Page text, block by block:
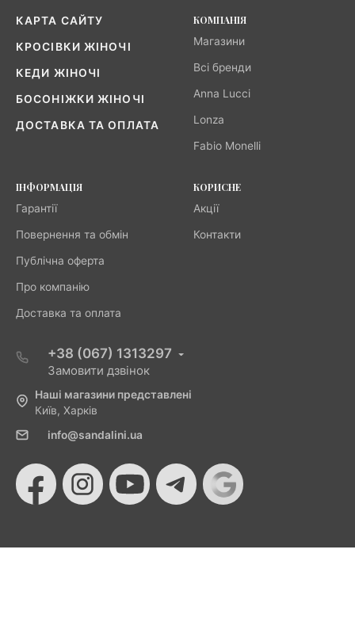
КАРТА САЙТУ
КРОСІВКИ ЖІНОЧІ
КЕДИ ЖІНОЧІ
БОСОНІЖКИ ЖІНОЧІ
ДОСТАВКА ТА ОПЛАТА
КОМПАНІЯ
Магазини
Всі бренди
Anna Lucci
Lonza
Fabio Monelli
ІНФОРМАЦІЯ
Гарантії
Повернення та обмін
Публічна оферта
Про компанію
Доставка та оплата
КОРИСНЕ
Акції
Контакти
+38 (067) 1313297
Замовити дзвінок
Наші магазини представлені
Київ, Харків
info@sandalini.ua